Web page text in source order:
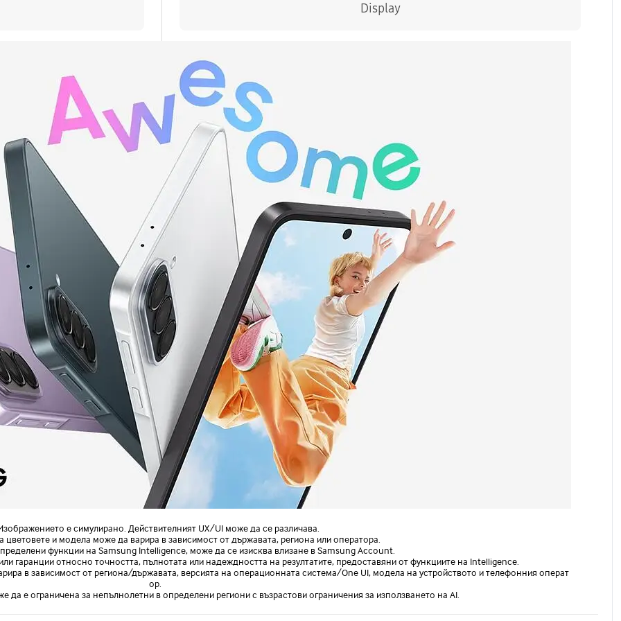
3)4G
А1 България ЕАД (А1); и за които е налице положителна оценка на кредитоспособността,
се заплаща цената на устройството без тарифен план и стойността на предплатения пакет.
А1 България или партньорската мрежа.
Display
е симулирано. Действителният UX/UI може да се различава.
цветовете и модела може да варира в зависимост от държавата, региона или оператора.
функции на Samsung Intelligence, може да се изисква влизане в Samsung Account.
гаранции относно точността, пълнотата или надеждността на резултатите, предоставяни от функциите на Intelligence.
в зависимост от региона/държавата, версията на операционната система/One UI, модела на устройството и телефонния операт
ор.
да е ограничена за непълнолетни в определени региони с възрастови ограничения за използването на AI.